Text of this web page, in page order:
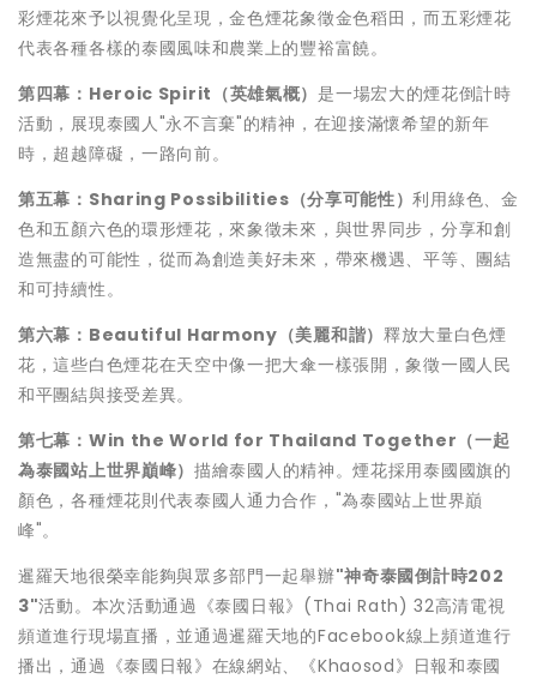
彩煙花來予以視覺化呈現，金色煙花象徵金色稻田，而五彩煙花
代表各種各樣的泰國風味和農業上的豐裕富饒。
第四幕： Heroic Spirit（英雄氣概） 是一場宏大的煙花倒計時
活動，展現泰國人"永不言棄"的精神，在迎接滿懷希望的新年
時，超越障礙，一路向前。
第五幕： Sharing Possibilities（分享可能性）利用綠色、金
色和五顏六色的環形煙花，來象徵未來，與世界同步，分享和創
造無盡的可能性，從而為創造美好未來，帶來機遇、平等、團結
和可持續性。
第六幕： Beautiful Harmony（美麗和諧） 釋放大量白色煙
花，這些白色煙花在天空中像一把大傘一樣張開，象徵一國人民
和平團結與接受差異。
第七幕： Win the World for Thailand Together（一起
為泰國站上世界巔峰）描繪泰國人的精神。煙花採用泰國國旗的
顏色，各種煙花則代表泰國人通力合作，"為泰國站上世界巔
峰"。
暹羅天地很榮幸能夠與眾多部門一起舉辦"神奇泰國倒計時202
3"活動。本次活動通過《泰國日報》(Thai Rath) 32高清電視
頻道進行現場直播，並通過暹羅天地的Facebook線上頻道進行
播出，通過《泰國日報》在線網站、《Khaosod》日報和泰國